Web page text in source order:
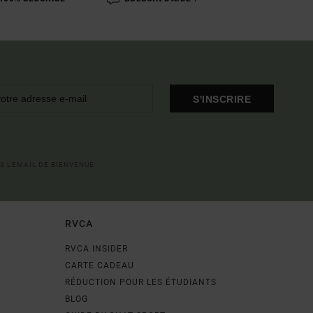
S'INSCRIRE
RVCA
RVCA INSIDER
CARTE CADEAU
RÉDUCTION POUR LES ÉTUDIANTS
BLOG